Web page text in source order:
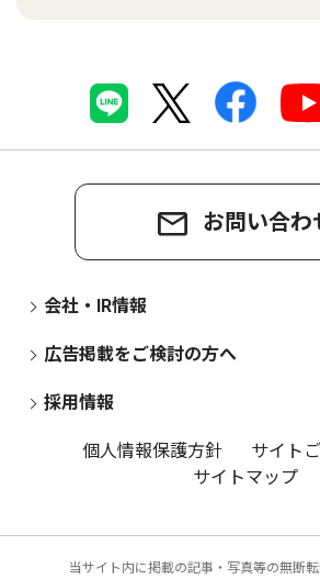
お問い合わ
会社・IR情報
広告掲載をご検討の方へ
採用情報
個人情報保護方針
サイト
サイトマップ
当サイト内に掲載の記事・写真等の無断転